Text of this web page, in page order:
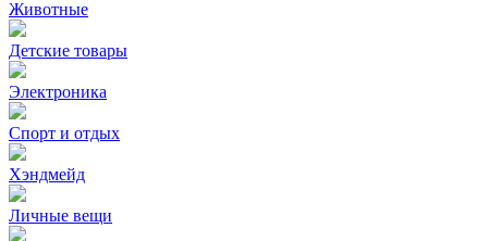
Животные
Детские товары
Электроника
Спорт и отдых
Хэндмейд
Личные вещи